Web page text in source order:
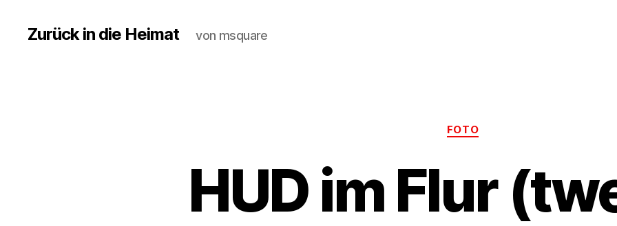
Zurück in die Heimat von msquare
Kategorien
FOTO
HUD im Flur